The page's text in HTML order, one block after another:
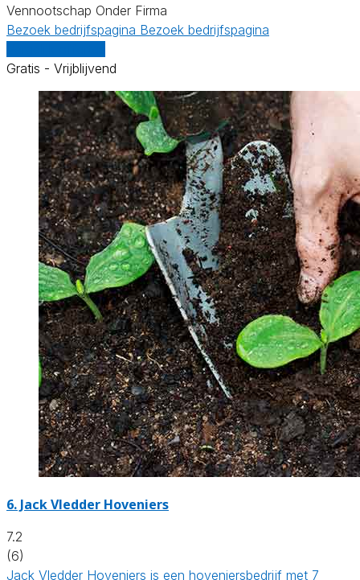
Vennootschap Onder Firma
Bezoek bedrijfspagina Bezoek bedrijfspagina
Gratis - Vrijblijvend
6. Jack Vledder Hoveniers
7.2
(6)
Jack Vledder Hoveniers is een hoveniersbedrijf met 7